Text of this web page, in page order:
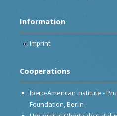
Information
Imprint
Cooperations
Ibero-American Institute -
Foundation, Berlin